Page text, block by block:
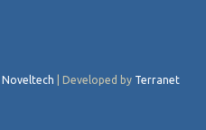
Noveltech | Developed by Terranet